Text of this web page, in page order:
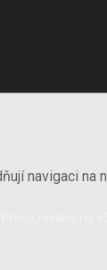
navigaci